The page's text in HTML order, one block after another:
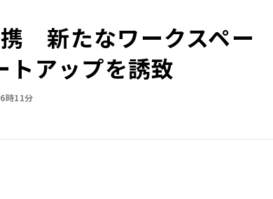
新たなワークスペー
トアップを誘致
時11分